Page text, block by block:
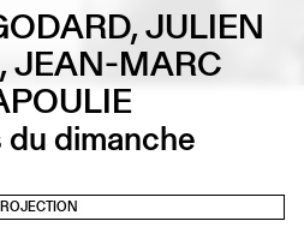
JULIEN
JEAN-MARC
dimanche